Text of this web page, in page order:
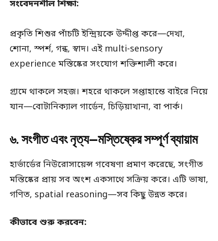
সংবেদনশীল শিক্ষা:
প্রকৃতি শিশুর পাঁচটি ইন্দ্রিয়কে উদ্দীপ্ত করে—দেখা,
শোনা, স্পর্শ, গন্ধ, স্বাদ। এই multi-sensory
experience মস্তিষ্কের সংযোগ শক্তিশালী করে।
গ্রামে থাকলে সহজ। শহরে থাকলে সপ্তাহান্তে বাইরে নিয়ে
যান—বোটানিক্যাল গার্ডেন, চিড়িয়াখানা, বা পার্ক।
৬. সংগীত এবং নৃত্য—মস্তিষ্কের সম্পূর্ণ ব্যায়াম
হার্ভার্ডের নিউরোসায়েন্স গবেষণা প্রমাণ করেছে, সংগীত
মস্তিষ্কের প্রায় সব অংশ একসাথে সক্রিয় করে। এটি ভাষা,
গণিত, spatial reasoning—সব কিছু উন্নত করে।
কীভাবে শুরু করবেন: